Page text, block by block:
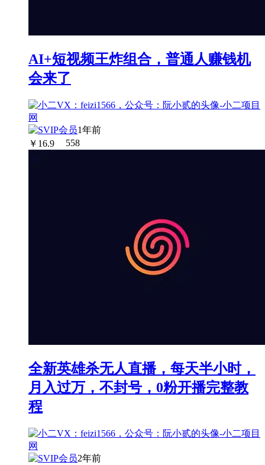
AI+短视频王炸组合，普通人赚钱机
会来了
1年前
￥ 16.9 558
全新英雄杀无人直播，每天半小时，
月入过万，不封号，0粉开播完整教
程
2年前